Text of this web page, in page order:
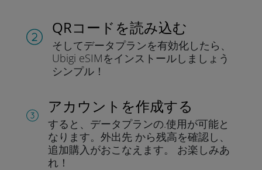
QRコードを読み込む
そしてデータプランを有効化したら、
Ubigi eSIMをインストールしま しょう
シンプル！
アカウントを作成する
すると、データプランの.使用が可能と
なります。 外出先 から残高を確認し、
追加購入がおこなえます。
お楽しみあ
れ！